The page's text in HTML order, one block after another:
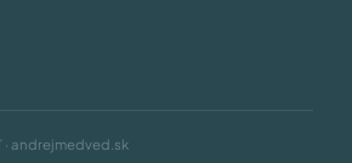
andrejmedved.sk